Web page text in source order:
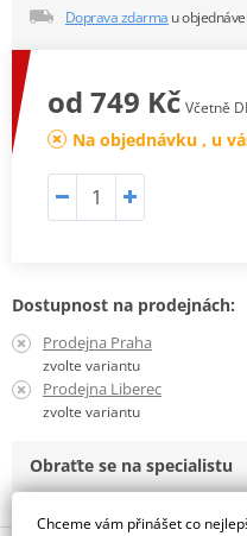
Doprava zdarma u
od 749 Kč Včetně
Na objednávku , u
Dostupnost na prodejnách:
Prodejna Praha
zvolte variantu
Prodejna Liberec
zvolte variantu
Obraťte se na specialistu
Chceme vám přinášet co